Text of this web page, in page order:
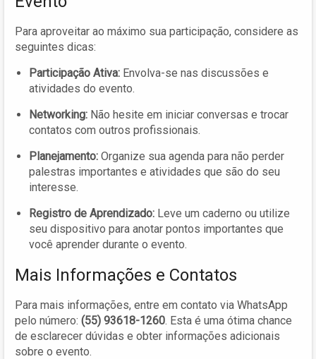
Para aproveitar ao máximo sua participação, considere as
seguintes dicas:
Participação Ativa: Envolva-se nas discussões e
atividades do evento.
Networking: Não hesite em iniciar conversas e trocar
contatos com outros profissionais.
Planejamento: Organize sua agenda para não perder
palestras importantes e atividades que são do seu
interesse.
Registro de Aprendizado: Leve um caderno ou utilize
seu dispositivo para anotar pontos importantes que
você aprender durante o evento.
Mais Informações e Contatos
Para mais informações, entre em contato via WhatsApp
pelo número: (55) 93618-1260. Esta é uma ótima chance
de esclarecer dúvidas e obter informações adicionais
sobre o evento.